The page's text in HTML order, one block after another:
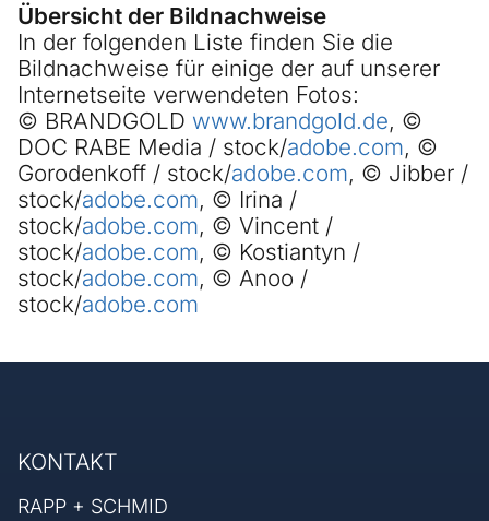
Übersicht der Bildnachweise
In der folgenden Liste finden Sie die
Bildnachweise für einige der auf unserer
Internetseite verwendeten Fotos:
© BRANDGOLD www.brandgold.de, ©
DOC RABE Media / stock/adobe.com, ©
Gorodenkoff / stock/adobe.com, © Jibber /
stock/adobe.com, © Irina /
stock/adobe.com, © Vincent /
stock/adobe.com, © Kostiantyn /
stock/adobe.com, © Anoo /
stock/adobe.com
KONTAKT
RAPP + SCHMID